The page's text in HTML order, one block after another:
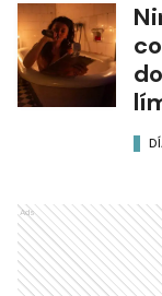
Ads